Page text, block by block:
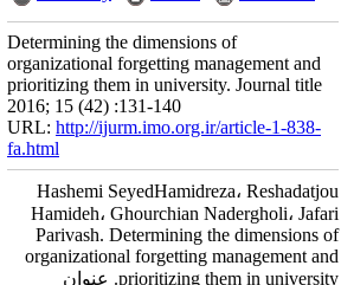
Determining the dimensions of
organizational forgetting management and
prioritizing them in university. Journal title
2016; 15 (42) :131-140
URL: http://ijurm.imo.org.ir/article-1-838-
fa.html
Hashemi SeyedHamidreza، Reshadatjou
Hamideh، Ghourchian Nadergholi، Jafari
Parivash. Determining the dimensions of
organizational forgetting management and
prioritizing them in university. عنوان